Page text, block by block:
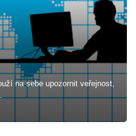
na sebe upozornit veřejnost,